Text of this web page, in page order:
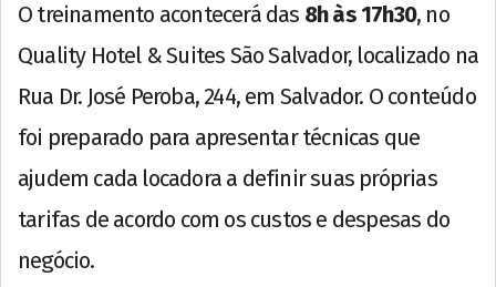
O treinamento acontecerá das 8h às 17h30, no
Quality Hotel & Suites São Salvador, localizado na
Rua Dr. José Peroba, 244, em Salvador. O conteúdo
foi preparado para apresentar técnicas que
ajudem cada locadora a definir suas próprias
tarifas de acordo com os custos e despesas do
negócio.